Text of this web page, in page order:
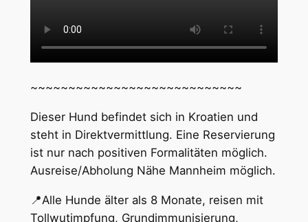
~~~~~~~~~~~~~~~~~~~~~~~~~~~~
Dieser Hund befindet sich in Kroatien und
steht in Direktvermittlung. Eine Reservierung
ist nur nach positiven Formalitäten möglich.
Ausreise/Abholung Nähe Mannheim möglich.
📍Alle Hunde älter als 8 Monate, reisen mit
Tollwutimpfung, Grundimmunisierung,